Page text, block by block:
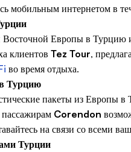
мобильным интернетом в
Восточной Европы в
клиентов Tez Tour,
во время отдыха.
Турцию
пакеты из Европы
пассажирам Corendon
на связи со всеми
Турции